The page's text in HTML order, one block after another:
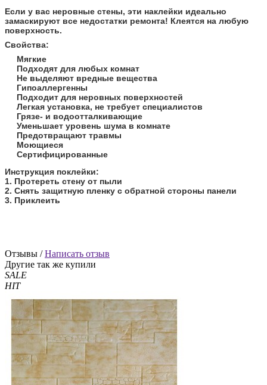
Если у вас неровные стены, эти наклейки идеально
замаскируют все недостатки ремонта! Клеятся на любую
поверхность.
Свойства:
Мягкие
Подходят для любых комнат
Не выделяют вредные вещества
Гипоаллергенны
Подходит для неровных поверхностей
Легкая установка, не требует специалистов
Грязе- и водоотталкивающие
Уменьшает уровень шума в комнате
Предотвращают травмы
Моющиеся
Сертифицированные
​Инструкция поклейки:
1. Протереть стену от пыли
2. Снять защитную пленку с обратной стороны панели
3. Приклеить
Отзывы /Написать отзыв
Другие так же купили
SALE
HIT